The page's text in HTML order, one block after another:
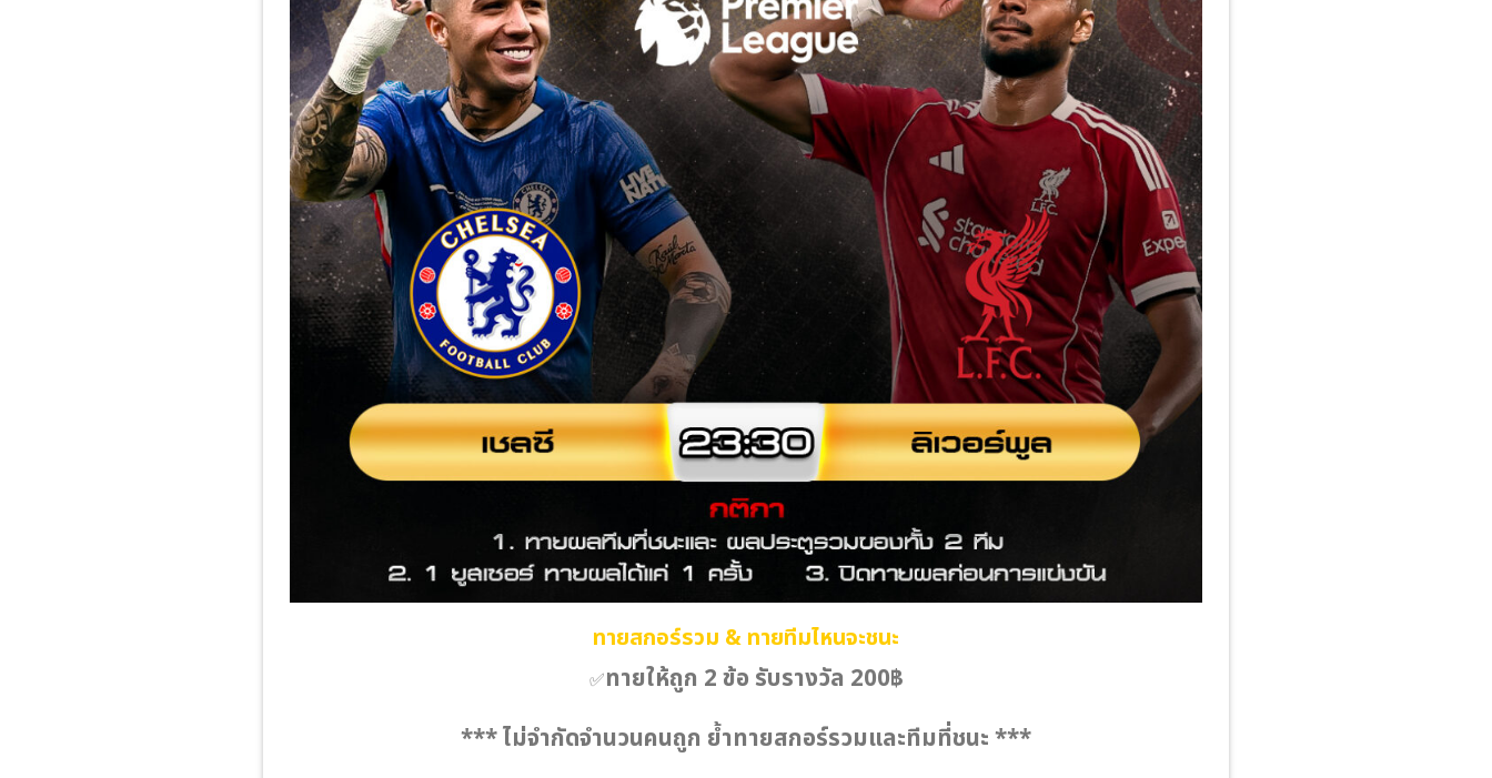
ทายสกอร์รวม & ทายทีมไหนจะชนะ
✅ทายให้ถูก 2 ข้อ รับรางวัล 200฿
*** ไม่จำกัดจำนวนคนถูก ย้ำทายสกอร์รวมและทีมที่ชนะ ***